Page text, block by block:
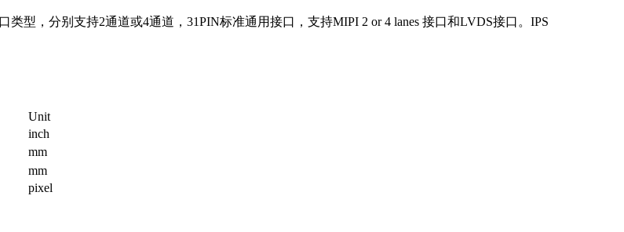
型，分别支持2通道或4通道，31PIN标准通用接口，支持MIPI 2 or 4 lanes 接口和LVDS接口。IPS
Unit
inch
mm
mm
pixel